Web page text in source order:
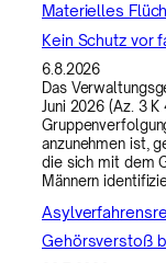
Materielles
Kein Schutz vor
6.8.2026
Das
Juni 2026 (Az. 3
anzunehmen ist,
die sich mit dem
Männern
Gehörsverstoß